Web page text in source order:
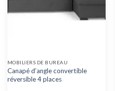
MOBILIERS DE BUREAU
Canapé d’angle convertible
réversible 4 places